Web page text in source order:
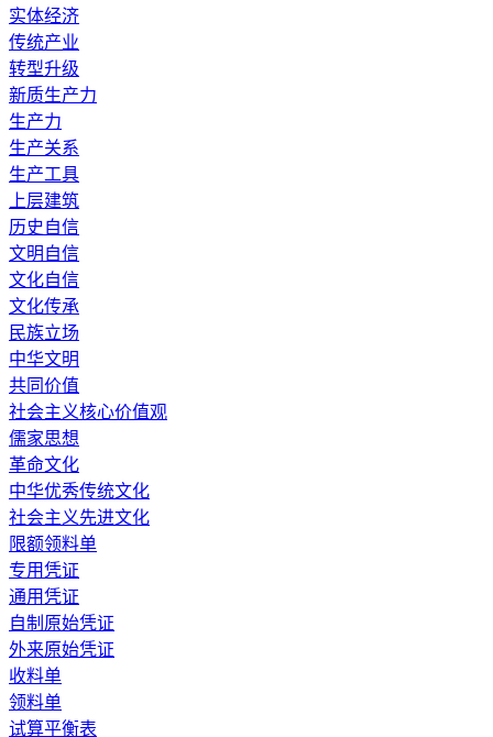
实体经济
传统产业
转型升级
新质生产力
生产力
生产关系
生产工具
上层建筑
历史自信
文明自信
文化自信
文化传承
民族立场
中华文明
共同价值
社会主义核心价值观
儒家思想
革命文化
中华优秀传统文化
社会主义先进文化
限额领料单
专用凭证
通用凭证
自制原始凭证
外来原始凭证
收料单
领料单
试算平衡表